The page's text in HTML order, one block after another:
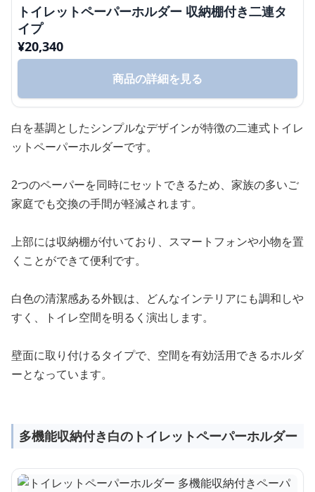
トイレットペーパーホルダー 収納棚付き二連タ
イプ
¥20,340
商品の詳細を見る
白を基調としたシンプルなデザインが特徴の二連式トイレ
ットペーパーホルダーです。
2つのペーパーを同時にセットできるため、家族の多いご
家庭でも交換の手間が軽減されます。
上部には収納棚が付いており、スマートフォンや小物を置
くことができて便利です。
白色の清潔感ある外観は、どんなインテリアにも調和しや
すく、トイレ空間を明るく演出します。
壁面に取り付けるタイプで、空間を有効活用できるホルダ
ーとなっています。
多機能収納付き白のトイレットペーパーホルダー